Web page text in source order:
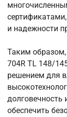
и надежности
Таким образом,
704R TL 148/
решением для
долговечность
обеспечить